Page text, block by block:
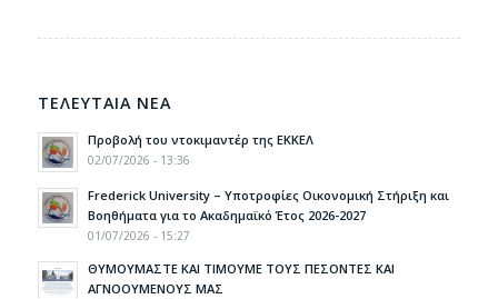
ΤΕΛΕΥΤΑΙΑ ΝΕΑ
Προβολή του ντοκιμαντέρ της ΕΚΚΕΛ
02/07/2026 - 13:36
Frederick University – Υποτροφίες Οικονομική Στήριξη και
Βοηθήματα για το Ακαδημαϊκό Έτος 2026-2027
01/07/2026 - 15:27
ΘΥΜΟΥΜΑΣΤΕ ΚΑΙ ΤΙΜΟΥΜΕ ΤΟΥΣ ΠΕΣΟΝΤΕΣ ΚΑΙ
ΑΓΝΟΟΥΜΕΝΟΥΣ ΜΑΣ